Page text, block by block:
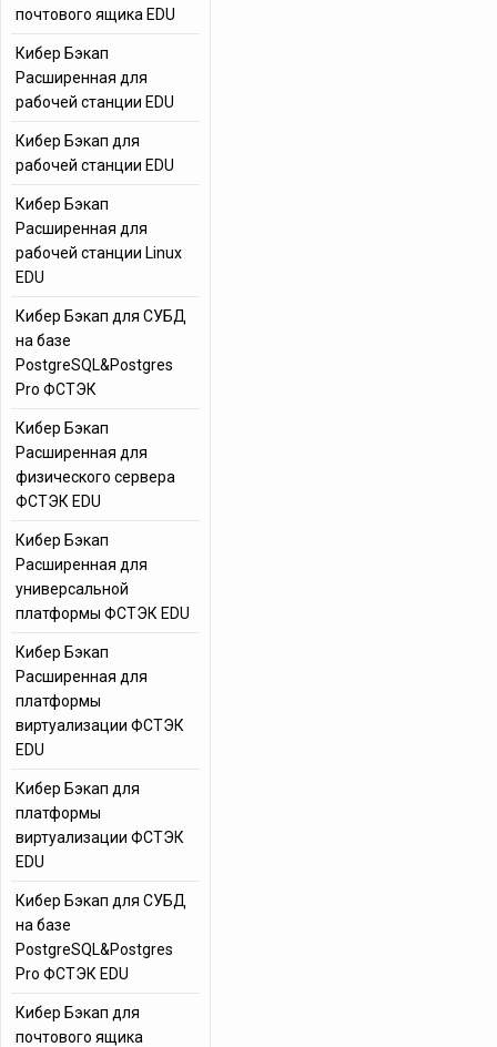
почтового ящика EDU
Кибер Бэкап
Расширенная для
рабочей станции EDU
Кибер Бэкап для
рабочей станции EDU
Кибер Бэкап
Расширенная для
рабочей станции Linux
EDU
Кибер Бэкап для СУБД
на базе
PostgreSQL&Postgres
Pro ФСТЭК
Кибер Бэкап
Расширенная для
физического сервера
ФСТЭК EDU
Кибер Бэкап
Расширенная для
универсальной
платформы ФСТЭК EDU
Кибер Бэкап
Расширенная для
платформы
виртуализации ФСТЭК
EDU
Кибер Бэкап для
платформы
виртуализации ФСТЭК
EDU
Кибер Бэкап для СУБД
на базе
PostgreSQL&Postgres
Pro ФСТЭК EDU
Кибер Бэкап для
почтового ящика